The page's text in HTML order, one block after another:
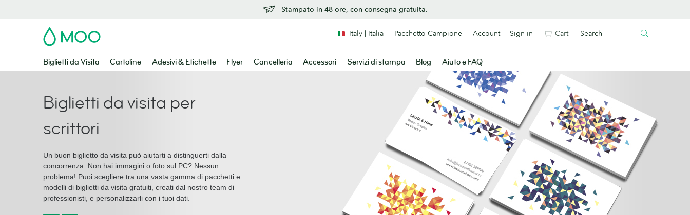
Stampato in 48 ore, con consegna gratuita.
MOO
Biglietti da Visita Cartoline Adesivi & Etichette Flyer Cancelleria Accessori Servizi di stampa Blog Aiuto e FAQ
Italy | Italia Pacchetto Campione Account Sign in Cart
Biglietti da visita per
scrittori
Un buon biglietto da visita può aiutarti a distinguerti dalla
concorrenza. Non hai immagini o foto sul PC? Nessun
problema! Puoi scegliere tra una vasta gamma di pacchetti e
modelli di biglietti da visita gratuiti, creati dal nostro team di
professionisti, e personalizzarli con i tuoi dati.